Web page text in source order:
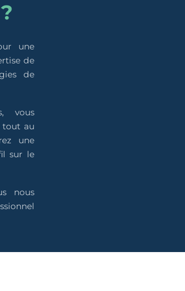
une
de
de
vous
tout au
une
sur le
nous